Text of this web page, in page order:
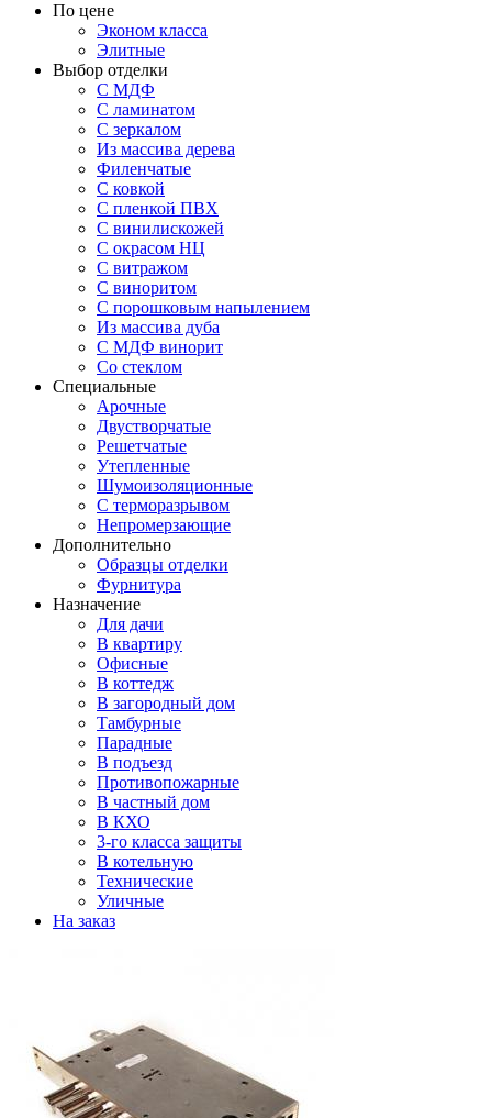
По цене
Эконом класса
Элитные
Выбор отделки
С МДФ
С ламинатом
С зеркалом
Из массива дерева
Филенчатые
С ковкой
С пленкой ПВХ
С винилискожей
С окрасом НЦ
С витражом
С виноритом
С порошковым напылением
Из массива дуба
С МДФ винорит
Со стеклом
Специальные
Арочные
Двустворчатые
Решетчатые
Утепленные
Шумоизоляционные
С терморазрывом
Непромерзающие
Дополнительно
Образцы отделки
Фурнитура
Назначение
Для дачи
В квартиру
Офисные
В коттедж
В загородный дом
Тамбурные
Парадные
В подъезд
Противопожарные
В частный дом
В КХО
3-го класса защиты
В котельную
Технические
Уличные
На заказ